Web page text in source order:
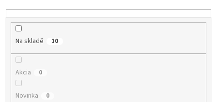
k
t
Na skladě 10
Akcia 0
Novinka 0